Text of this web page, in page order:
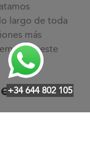
+34 644 802 105
largo de toda
más
en este
en